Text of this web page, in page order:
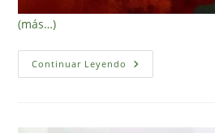
(más…)
Continuar Leyendo Provocaciones
De